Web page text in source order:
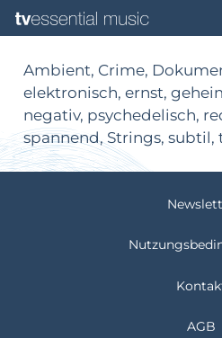
Ambient, Crime,
elektronisch, ernst,
negativ, psychedelisch,
spannend, Strings,
AGB